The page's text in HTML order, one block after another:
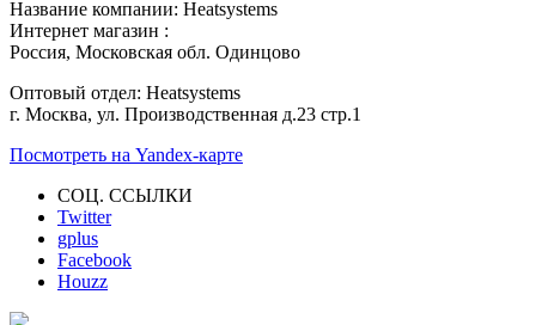
Название компании: Heatsystems
Интернет магазин :
Россия, Московская обл. Одинцово
Оптовый отдел: Heatsystems
г. Москва, ул. Производственная д.23 стр.1
Посмотреть на Yandex-карте
СОЦ. ССЫЛКИ
Twitter
gplus
Facebook
Houzz